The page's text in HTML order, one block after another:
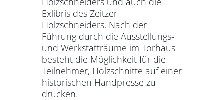
Exlibris des Zeitzer
Holzschneiders. Nach der
Führung durch die Ausstellungs-
und Werkstatträume im Torhaus
besteht die Möglichkeit für die
Teilnehmer, Holzschnitte auf einer
historischen Handpresse zu
drucken.